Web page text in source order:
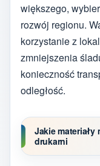
większego,
rozwój regionu.
korzystanie z
zmniejszenia
konieczność
odległość.
Jakie materiały
drukarni